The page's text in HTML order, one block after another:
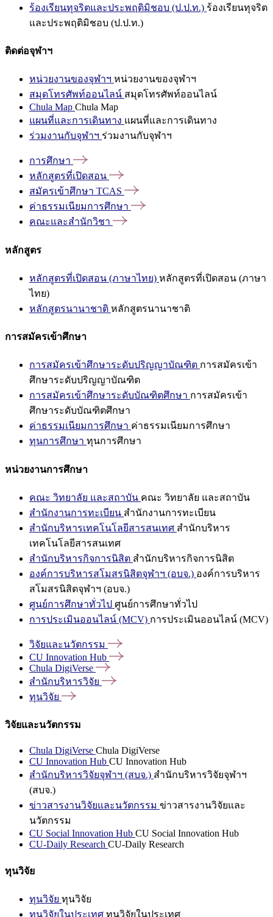
ร้องเรียนทุจริตและประพฤติมิชอบ (ป.ป.ท.) ร้องเรียนทุจริต
และประพฤติมิชอบ (ป.ป.ท.)
ติดต่อจุฬาฯ
หน่วยงานของจุฬาฯ หน่วยงานของจุฬาฯ
สมุดโทรศัพท์ออนไลน์ สมุดโทรศัพท์ออนไลน์
Chula Map Chula Map
แผนที่และการเดินทาง แผนที่และการเดินทาง
ร่วมงานกับจุฬาฯ ร่วมงานกับจุฬาฯ
การศึกษา
หลักสูตรที่เปิดสอน
สมัครเข้าศึกษา TCAS
ค่าธรรมเนียมการศึกษา
คณะและสำนักวิชา
หลักสูตร
หลักสูตรที่เปิดสอน (ภาษาไทย) หลักสูตรที่เปิดสอน (ภาษา
ไทย)
หลักสูตรนานาชาติ หลักสูตรนานาชาติ
การสมัครเข้าศึกษา
การสมัครเข้าศึกษาระดับปริญญาบัณฑิต การสมัครเข้า
ศึกษาระดับปริญญาบัณฑิต
การสมัครเข้าศึกษาระดับบัณฑิตศึกษา การสมัครเข้า
ศึกษาระดับบัณฑิตศึกษา
ค่าธรรมเนียมการศึกษา ค่าธรรมเนียมการศึกษา
ทุนการศึกษา ทุนการศึกษา
หน่วยงานการศึกษา
คณะ วิทยาลัย และสถาบัน คณะ วิทยาลัย และสถาบัน
สำนักงานการทะเบียน สำนักงานการทะเบียน
สำนักบริหารเทคโนโลยีสารสนเทศ สำนักบริหาร
เทคโนโลยีสารสนเทศ
สำนักบริหารกิจการนิสิต สำนักบริหารกิจการนิสิต
องค์การบริหารสโมสรนิสิตจุฬาฯ (อบจ.) องค์การบริหาร
สโมสรนิสิตจุฬาฯ (อบจ.)
ศูนย์การศึกษาทั่วไป ศูนย์การศึกษาทั่วไป
การประเมินออนไลน์ (MCV) การประเมินออนไลน์ (MCV)
วิจัยและนวัตกรรม
CU Innovation Hub
Chula DigiVerse
สำนักบริหารวิจัย
ทุนวิจัย
วิจัยและนวัตกรรม
Chula DigiVerse Chula DigiVerse
CU Innovation Hub CU Innovation Hub
สำนักบริหารวิจัยจุฬาฯ (สบจ.) สำนักบริหารวิจัยจุฬาฯ
(สบจ.)
ข่าวสารงานวิจัยและนวัตกรรม ข่าวสารงานวิจัยและ
นวัตกรรม
CU Social Innovation Hub CU Social Innovation Hub
CU-Daily Research CU-Daily Research
ทุนวิจัย
ทุนวิจัย ทุนวิจัย
ทุนวิจัยในประเทศ ทุนวิจัยในประเทศ